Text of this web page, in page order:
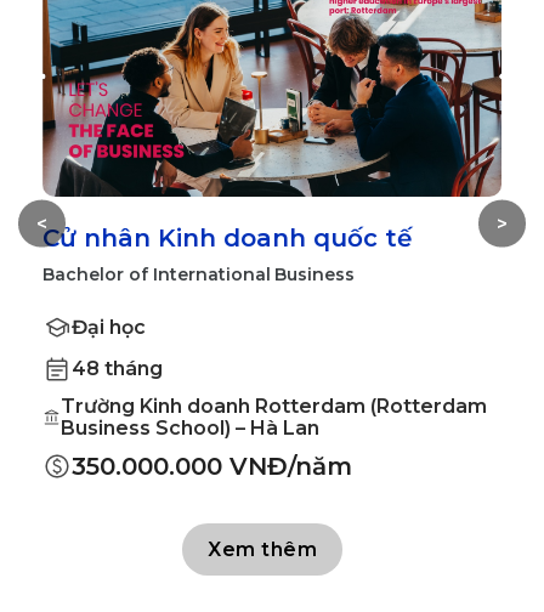
Cử nhân Kinh doanh quốc tế
Bachelor of International Business
Đại học
48 tháng
Trường Kinh doanh Rotterdam (Rotterdam
Business School) – Hà Lan
350.000.000 VNĐ/năm
>
<
Xem thêm